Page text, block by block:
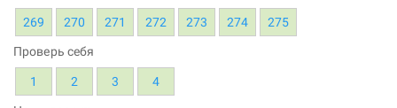
269 270 271 272 273 274 275
Проверь себя
1 2 3 4